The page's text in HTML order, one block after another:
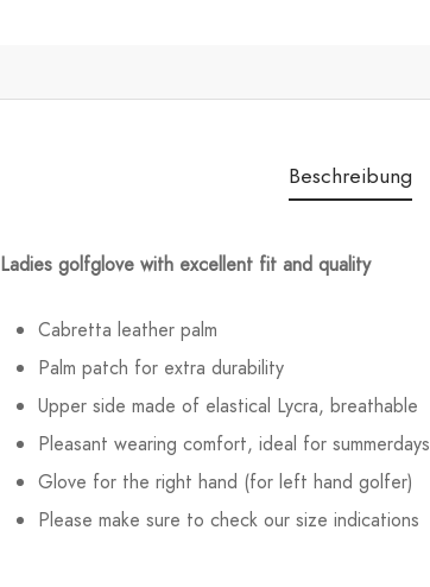
Beschreibung
Ladies golfglove with excellent fit and quality
Cabretta leather palm
Palm patch for extra durability
Upper side made of elastical Lycra, breathable
Pleasant wearing comfort, ideal for summerdays
Glove for the right hand (for left hand golfer)
Please make sure to check our size indications